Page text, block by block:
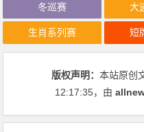
冬巡赛 大
生肖系列赛 短
版权声明：本站原创
12:17:35，由